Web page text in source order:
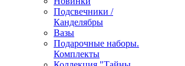
Подсвечники /
Канделябры
Вазы
Подарочные наборы.
Комплекты